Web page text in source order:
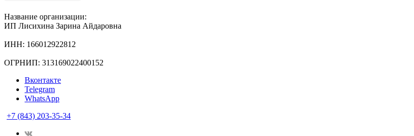
Название организации:
ИП Лисихина Зарина Айдаровна
ИНН: 166012922812
ОГРНИП: 313169022400152
Вконтакте
Telegram
WhatsApp
+7 (843) 203-35-34